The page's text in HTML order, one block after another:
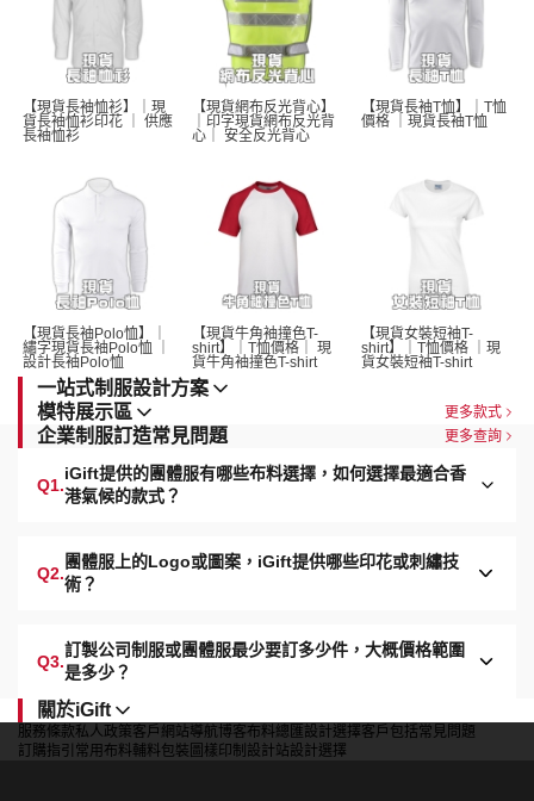
【現貨長袖恤衫】｜現
貨長袖恤衫印花 ｜ 供應
長袖恤衫
【現貨網布反光背心】
｜印字現貨網布反光背
心｜ 安全反光背心
【現貨長袖T恤】｜T恤
價格 ｜現貨長袖T恤
【現貨長袖Polo恤】｜
繡字現貨長袖Polo恤 ｜
設計長袖Polo恤
【現貨牛角袖撞色T-
shirt】｜T恤價格｜ 現
貨牛角袖撞色T-shirt
【現貨女裝短袖T-
shirt】｜T恤價格 ｜現
貨女裝短袖T-shirt
一站式制服設計方案
模特展示區
更多款式
企業制服訂造常見問題 更多查詢
Q1.
iGift提供的團體服有哪些布料選擇，如何選擇最適合香
港氣候的款式？
Q2.
團體服上的Logo或圖案，iGift提供哪些印花或刺繡技
術？
Q3.
訂製公司制服或團體服最少要訂多少件，大概價格範圍
是多少？
關於iGift
服務條款私人政策客戶 網站導航博客布料總匯設計選擇客戶包括常見問題
訂購指引 常用布料輔料包裝 圖樣印制 設計站設計選擇